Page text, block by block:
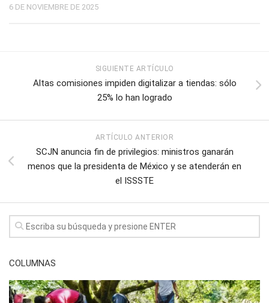
6 DE NOVIEMBRE DE 2025
SIGUIENTE ARTÍCULO
Altas comisiones impiden digitalizar a tiendas: sólo
25% lo han logrado
ARTÍCULO ANTERIOR
SCJN anuncia fin de privilegios: ministros ganarán
menos que la presidenta de México y se atenderán en
el ISSSTE
COLUMNAS